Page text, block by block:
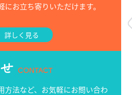
お立ち寄りいただけます。
詳しく見る
せCONTACT
方法など、お気軽にお問い合わ